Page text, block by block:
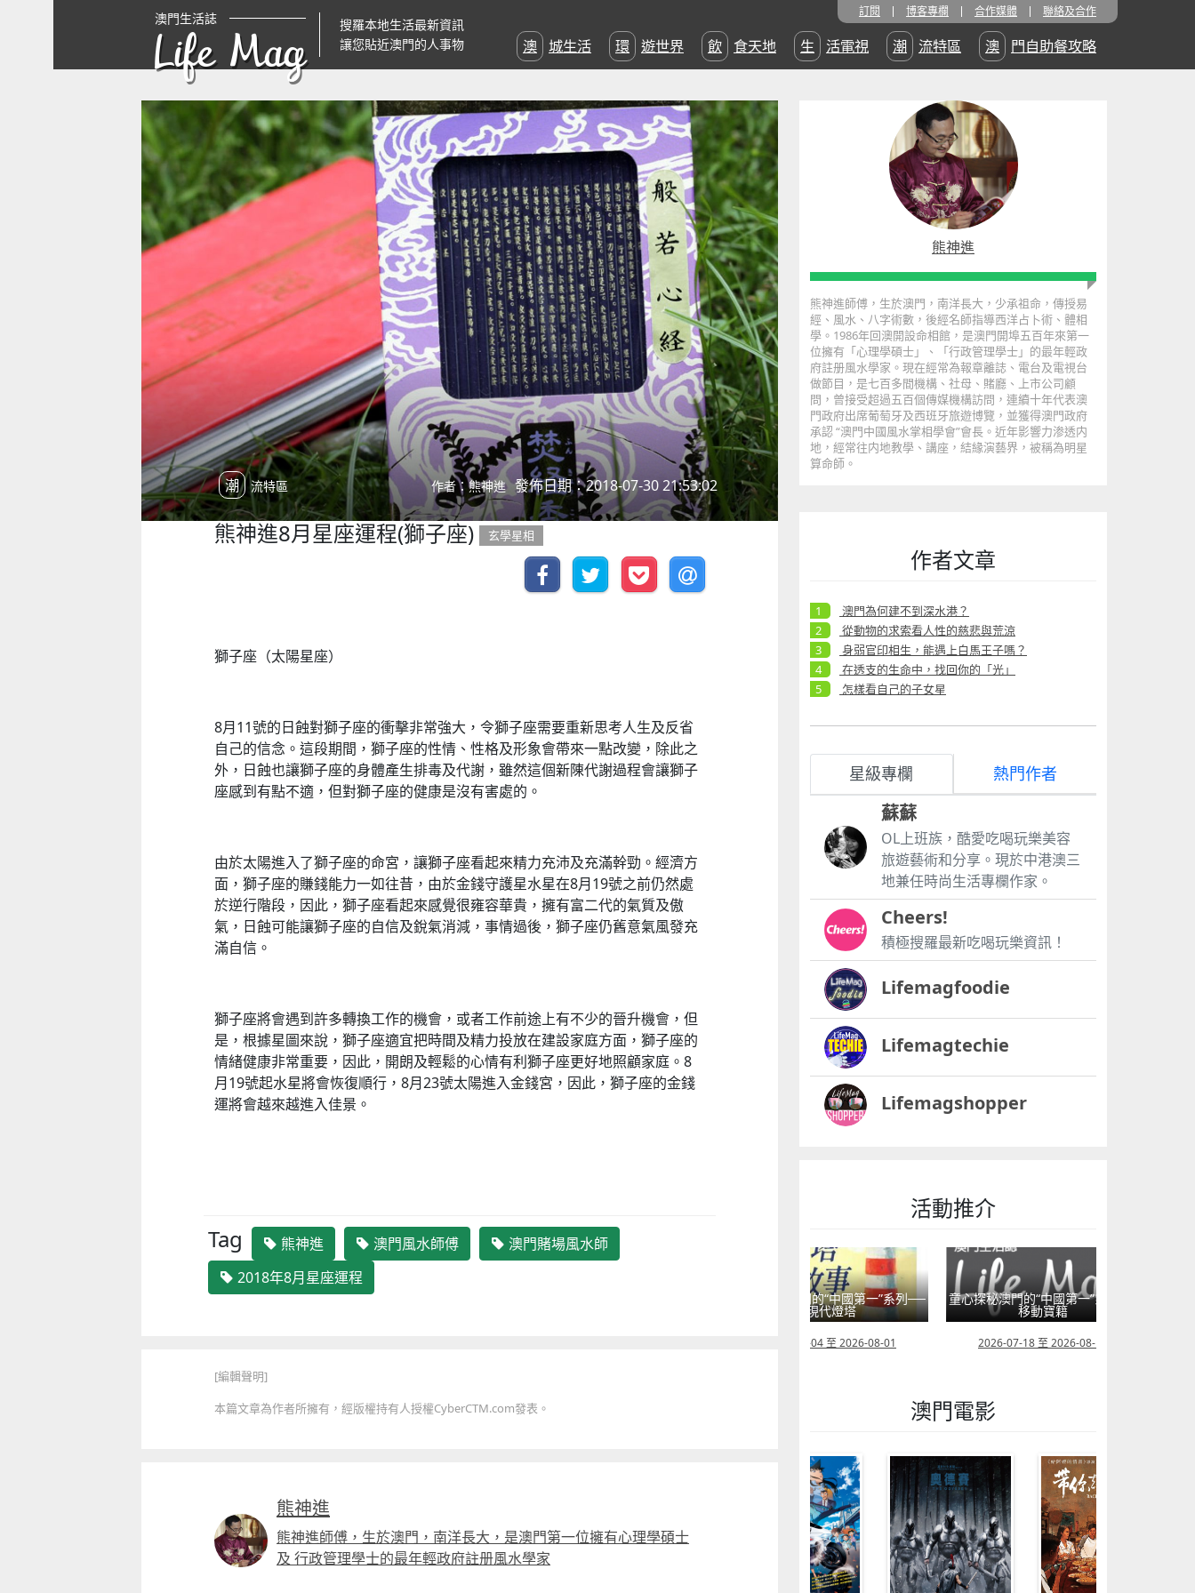
澳門生活誌
Life Mag
搜羅本地生活最新資訊
讓您貼近澳門的人事物
訂閱 博客專欄 合作媒體 聯絡及合作
澳城生活 環遊世界 飲食天地 生活電視 潮流特區 澳門自助餐攻略
潮流特區 作者：熊神進 發佈日期：2018-07-30 21:53:02
熊神進8月星座運程(獅子座) 玄學星相
獅子座（太陽星座）
8月11號的日蝕對獅子座的衝擊非常強大，令獅子座需要重新思考人生及反省
自己的信念。這段期間，獅子座的性情、性格及形象會帶來一點改變，除此之
外，日蝕也讓獅子座的身體產生排毒及代謝，雖然這個新陳代謝過程會讓獅子
座感到有點不適，但對獅子座的健康是沒有害處的。
由於太陽進入了獅子座的命宮，讓獅子座看起來精力充沛及充滿幹勁。經濟方
面，獅子座的賺錢能力一如往昔，由於金錢守護星水星在8月19號之前仍然處
於逆行階段，因此，獅子座看起來感覺很雍容華貴，擁有富二代的氣質及傲
氣，日蝕可能讓獅子座的自信及銳氣消減，事情過後，獅子座仍舊意氣風發充
滿自信。
獅子座將會遇到許多轉換工作的機會，或者工作前途上有不少的晉升機會，但
是，根據星圖來說，獅子座適宜把時間及精力投放在建設家庭方面，獅子座的
情緒健康非常重要，因此，開朗及輕鬆的心情有利獅子座更好地照顧家庭。8
月19號起水星將會恢復順行，8月23號太陽進入金錢宮，因此，獅子座的金錢
運將會越來越進入佳景。
Tag 熊神進 澳門風水師傅
澳門賭場風水師
2018年8月星座運程
[編輯聲明]
本篇文章為作者所擁有，經版權持有人授權CyberCTM.com發表。
熊神進
熊神進師傅，生於澳門，南洋長大，是澳門第一位擁有心理學碩士
及 行政管理學士的最年輕政府註册風水學家
熊神進
熊神進師傅，生於澳門，南洋長大，少承祖命，傳授易
經、風水、八字術數，後經名師指導西洋占卜術、體相
學。1986年回澳開設命相館，是澳門開埠五百年來第一
位擁有「心理學碩士」、「行政管理學士」的最年輕政
府註册風水學家。現在經常為報章離誌、電台及電視台
做節目，是七百多間機構、社母、賭廳、上市公司顧
問，曾接受超過五百個傳媒機構訪問，連續十年代表澳
門政府出席葡萄牙及西班牙旅遊博覽，並獲得澳門政府
承認 “澳門中國風水掌相學會”會長。近年影響力渗透内
地，經常往内地教學、講座，結緣演藝界，被稱為明星
算命師。
作者文章
澳門為何建不到深水港？
從動物的求索看人性的慈悲與荒涼
身弱官印相生，能遇上白馬王子嗎？
在透支的生命中，找回你的「光」
怎樣看自己的子女星
星級專欄 熱門作者
蘇蘇
OL上班族，酷愛吃喝玩樂美容
旅遊藝術和分享。現於中港澳三
地兼任時尚生活專欄作家。
Cheers!
積極搜羅最新吃喝玩樂資訊！
Lifemagfoodie
Lifemagtechie
Lifemagshopper
活動推介
童心探秘澳門的“中國第一”系列── 童心探秘澳門的“中國第一”系列──
移動寶籍
2026-07-18 至 2026-08-15
澳門電影